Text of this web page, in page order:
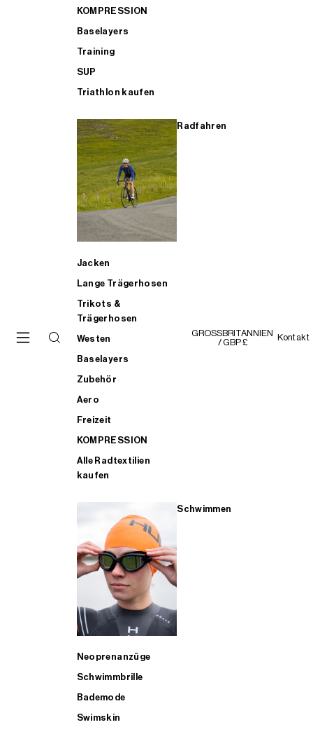
KOMPRESSION
Baselayers
Training
SUP
Triathlon kaufen
Radfahren
Jacken
Lange Trägerhosen
Trikots &
Trägerhosen
Westen
Baselayers
Zubehör
Aero
Freizeit
KOMPRESSION
Alle Radtextilien
kaufen
Schwimmen
Neoprenanzüge
Schwimmbrille
Bademode
Swimskin
GROSSBRITANNIEN
/ GBP £
Kontakt